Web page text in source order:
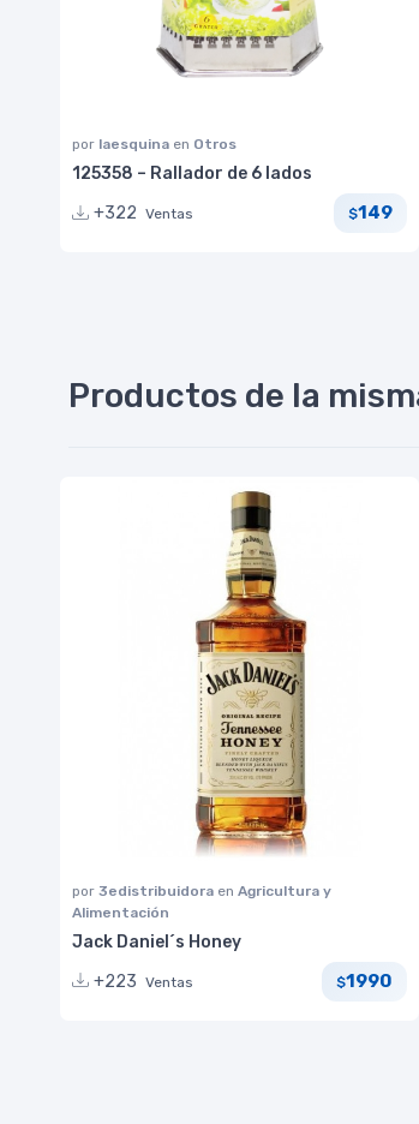
por laesquina en Otros
125358 – Rallador de 6 lados
+322 Ventas $149
Productos de la
por 3edistribuidora en Agricultura y
Alimentación
Jack Daniel´s Honey
+223 Ventas $1990